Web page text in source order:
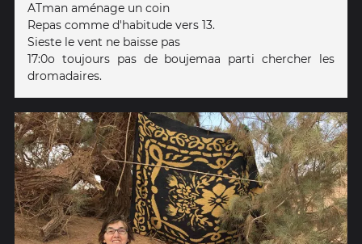
ATman aménage un coin
Repas comme d'habitude vers 13.
Sieste le vent ne baisse pas
17:0o toujours pas de boujemaa parti chercher les
dromadaires.